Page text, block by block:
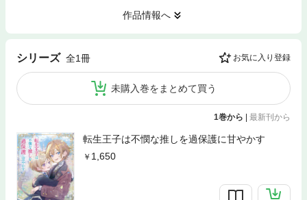
作品情報へ
シリーズ 全1冊 お気に入り登録
未購入巻をまとめて買う
1巻から | 最新刊から
転生王子は不憫な推しを過保護に甘やかす
1,650